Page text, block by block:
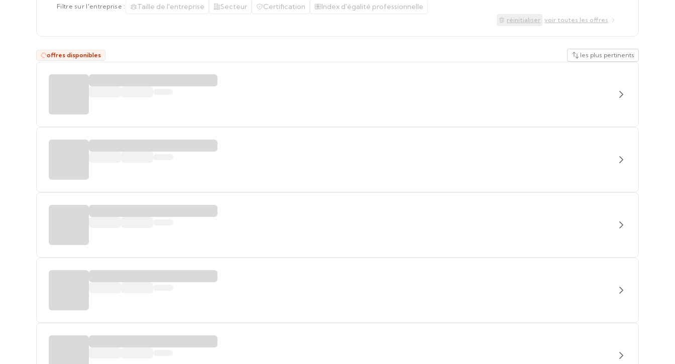
Filtre sur l'entreprise : Taille de l'entreprise Secteur Certification Index d'égalité professionnelle
réinitialiser voir toutes les offres
offres disponibles les plus pertinents